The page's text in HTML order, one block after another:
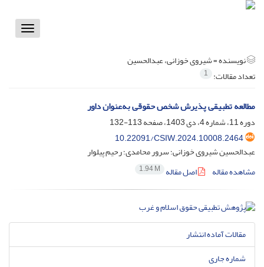
Toggle
نویسنده =شیروی خوزانی، عبدالحسین
تعداد مقالات: 1
مطالعه تطبیقی پذیرش شخص حقوقی به‌عنوان داور
دوره 11، شماره 4، دی 1403، صفحه
113-132
10.22091/CSIW.2024.10008.2464
عبدالحسین شیروی خوزانی؛ سرور محامدی؛ رحیم پیلوار
مشاهده مقاله
اصل مقاله 1.94 M
مقالات آماده انتشار
شماره جاری